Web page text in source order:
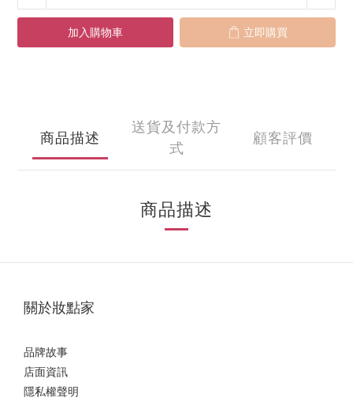
加入購物車 立即購買
商品描述
送貨及付款方
式
顧客評價
商品描述
關於妝點家
品牌故事
店面資訊
隱私權聲明